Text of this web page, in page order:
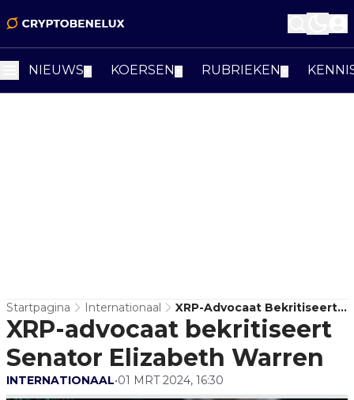
NIEUWS KOERSEN RUBRIEKEN
Startpagina Internationaal
XRP-Advocaat Bekritiseert
Senator Elizabeth Warren
XRP-advocaat bekritiseert
Senator Elizabeth Warren
INTERNATIONAAL•01 MRT 2024, 16:30